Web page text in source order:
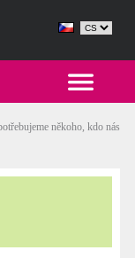
někoho, kdo nás